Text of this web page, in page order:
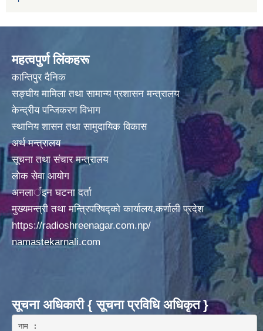
महत्वपुर्ण लिंकहरू
कान्तिपुर दैनिक
सङ्घीय मामिला तथा सामान्य प्रशासन मन्त्रालय
केन्द्रीय पन्जिकरण विभाग
स्थानिय शासन तथा सामुदायिक विकास
अर्थ मन्त्रालय
सूचना तथा संचार मन्त्रालय
लोक सेवा आयोग
अनलार्इन घटना दर्ता
मुख्यमन्त्री तथा मन्त्रिपरिषद्को कार्यालय,कर्णाली प्रदेश
https://radioshreenagar.com.np/
namastekarnali.com
सूचना अधिकारी { सूचना प्रविधि अधिकृत }
नाम :